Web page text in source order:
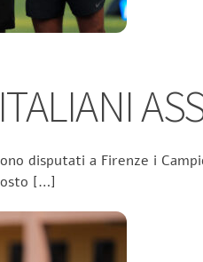
disputati a Firenze i
[…]